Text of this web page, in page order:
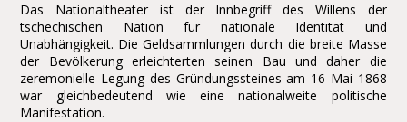
Das Nationaltheater ist der Innbegriff des Willens der
tschechischen Nation für nationale Identität und
Unabhängigkeit. Die Geldsammlungen durch die breite Masse
der Bevölkerung erleichterten seinen Bau und daher die
zeremonielle Legung des Gründungssteines am 16 Mai 1868
war gleichbedeutend wie eine nationalweite politische
Manifestation.